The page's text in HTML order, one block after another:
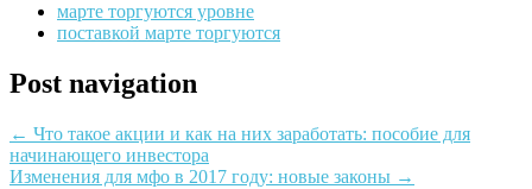
марте торгуются уровне
поставкой марте торгуются
Post navigation
← Что такое акции и как на них заработать: пособие для
начинающего инвестора
Изменения для мфо в 2017 году: новые законы →